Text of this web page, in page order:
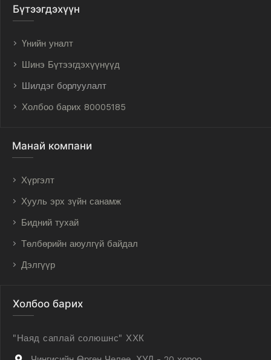
Бүтээгдэхүүн
Үнийн уналт
Шинэ Бүтээгдэхүүнүүд
Шилдэг борлуулалт
Холбоо барих 80005185
Манай компани
Хүргэлт
Хууль эрх зүйн санамж
Бидний тухай
Төлбөрийн аюулгүй байдал
Дэлгүүр
Холбоо барих
"Наяд саплай солюшнс" ХХК